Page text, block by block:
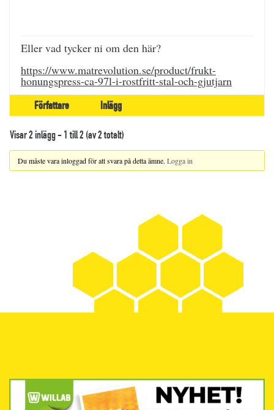
Eller vad tycker ni om den här?
https://www.matrevolution.se/product/frukt-
honungspress-ca-97l-i-rostfritt-stal-och-gjutjarn
Författare Inlägg
Visar 2 inlägg - 1 till 2 (av 2 totalt)
Du måste vara inloggad för att svara på detta ämne. Logga in